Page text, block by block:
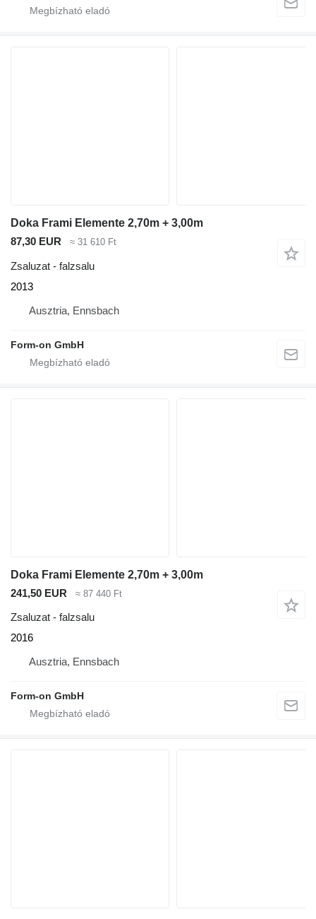
Doka Frami Elemente 2,70m + 3,00m
87,30 EUR
≈ 31 610 Ft
Zsaluzat - falzsalu
2013
Ausztria, Ennsbach
Form-on GmbH
Doka Frami Elemente 2,70m + 3,00m
241,50 EUR
≈ 87 440 Ft
Zsaluzat - falzsalu
2016
Ausztria, Ennsbach
Form-on GmbH